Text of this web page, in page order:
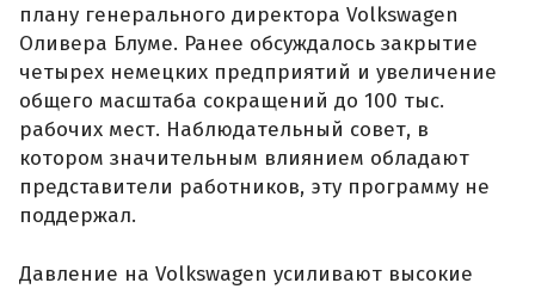
плану генерального директора Volkswagen
Оливера Блуме. Ранее обсуждалось закрытие
четырех немецких предприятий и увеличение
общего масштаба сокращений до 100 тыс.
рабочих мест. Наблюдательный совет, в
котором значительным влиянием обладают
представители работников, эту программу не
поддержал.
Давление на Volkswagen усиливают высокие